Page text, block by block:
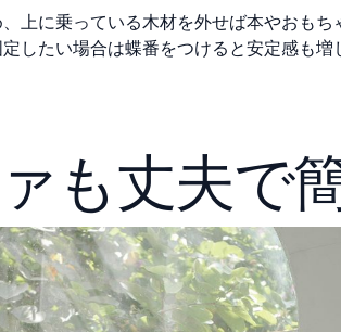
上に乗っている木材を外せば本やおもち
したい場合は蝶番をつけると安定感も増
も丈夫で